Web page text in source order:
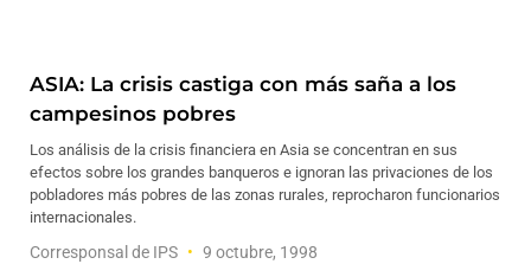
ASIA: La crisis castiga con más saña a los
campesinos pobres
Los análisis de la crisis financiera en Asia se concentran en sus
efectos sobre los grandes banqueros e ignoran las privaciones de los
pobladores más pobres de las zonas rurales, reprocharon funcionarios
internacionales.
Corresponsal de IPS 9 octubre, 1998